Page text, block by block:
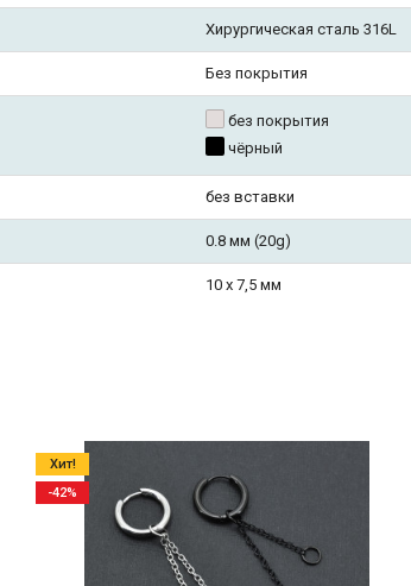
Хирургическая сталь 316L
Без покрытия
без покрытия
чёрный
без вставки
0.8 мм (20g)
10 х 7,5 мм
Хит!
-42%